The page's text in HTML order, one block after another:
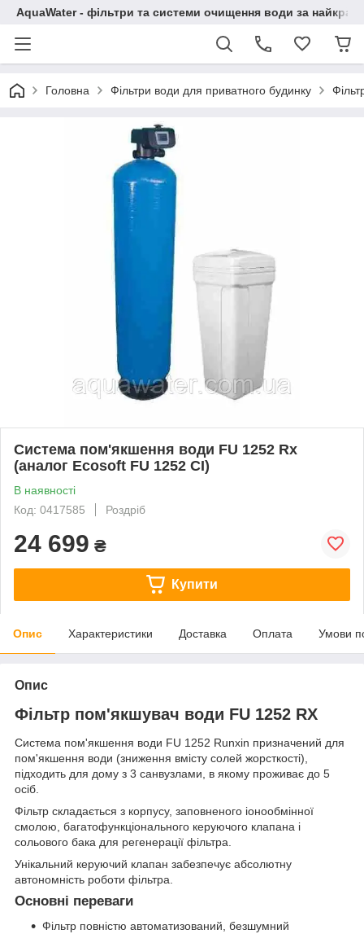
AquaWater - фільтри та системи очищення води за
Головна Фільтри води для приватного будинку
Система пом'якшення води FU 1252 Rx
(аналог Ecosoft FU 1252 CI)
В наявності
Код: 0417585
Роздріб
24 699 ₴
Купити
Опис Характеристики Доставка Оплата Умови
Опис
Фільтр пом'якшувач води FU 1252 RX
Система пом'якшення води FU 1252 Runxin призначений для
пом'якшення води (зниження вмісту солей жорсткості),
підходить для дому з 3 санвузлами, в якому проживає до 5
осіб.
Фільтр складається з корпусу, заповненого іонообмінної
смолою, багатофункціонального керуючого клапана і
сольового бака для регенерації фільтра.
Унікальний керуючий клапан забезпечує абсолютну
автономність роботи фільтра.
Основні переваги
Фільтр повністю автоматизований, безшумний